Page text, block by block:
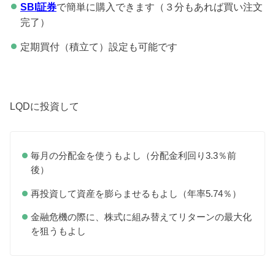
SBI証券で簡単に購入できます（３分もあれば買い注文
完了）
定期買付（積立て）設定も可能です
LQDに投資して
毎月の分配金を使うもよし（分配金利回り3.3％前
後）
再投資して資産を膨らませるもよし（年率5.74％）
金融危機の際に、株式に組み替えてリターンの最大化
を狙うもよし